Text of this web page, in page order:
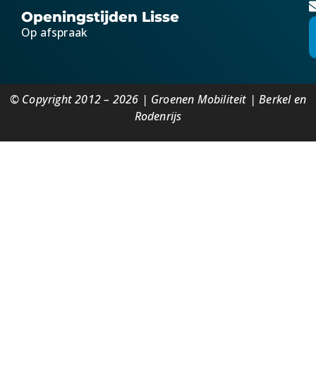
Openingstijden Lisse
Op afspraak
© Copyright 2012 – 2026 | Groenen Mobiliteit | Berkel en
Rodenrijs